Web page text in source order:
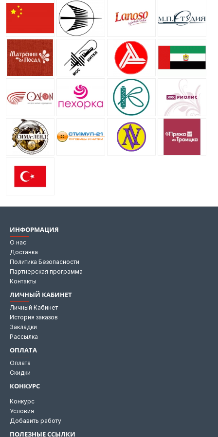
ИНФОРМАЦИЯ
О нас
Доставка
Политика Безопасности
Партнерская программа
Контакты
ЛИЧНЫЙ КАБИНЕТ
Личный Кабинет
История заказов
Закладки
Рассылка
ОПЛАТА
Оплата
Скидки
КОНКУРС
Конкурс
Условия
Добавить работу
ПОЛЕЗНЫЕ ССЫЛКИ